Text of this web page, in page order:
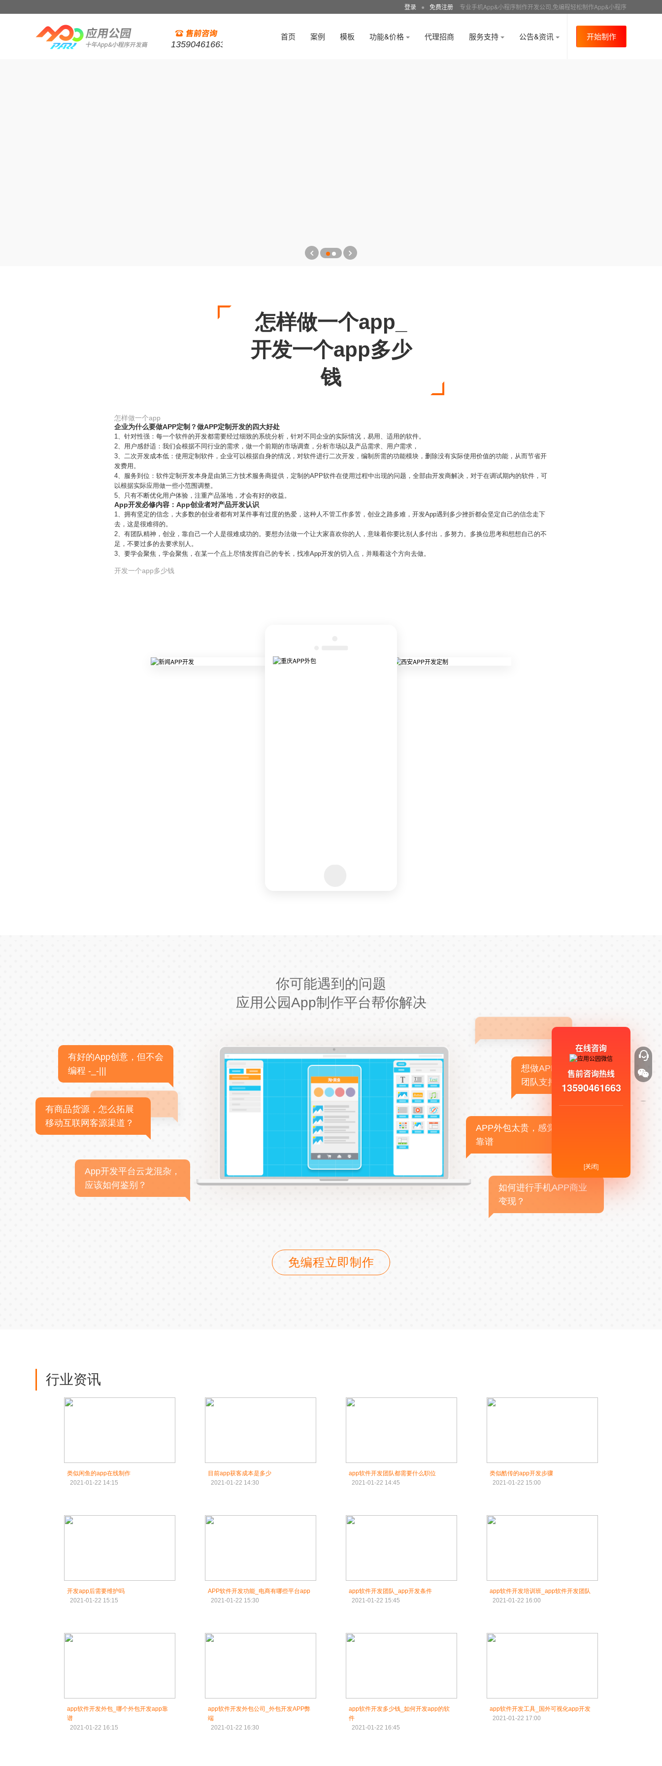
登录 ● 免费注册 专业手机App&小程序制作开发公司,免编程轻松制作App&小程序
13590461663
首页 案例 模板 功能&价格 代理招商 服务支持 公告&资讯 开始制作
怎样做一个app_
开发一个app多少
钱
怎样做一个app
企业为什么要做APP定制？做APP定制开发的四大好处
1、针对性强：每一个软件的开发都需要经过细致的系统分析，针对不同企业的实际情况，易用、适用的软件。
2、用户感舒适：我们会根据不同行业的需求，做一个前期的市场调查，分析市场以及产品需求、用户需求，
3、二次开发成本低：使用定制软件，企业可以根据自身的情况，对软件进行二次开发，编制所需的功能模块，删除没有实际使用价值的功能，从而节省开
发费用。
4、服务到位：软件定制开发本身是由第三方技术服务商提供，定制的APP软件在使用过程中出现的问题，全部由开发商解决，对于在调试期内的软件，可
以根据实际应用做一些小范围调整。
5、只有不断优化用户体验，注重产品落地，才会有好的收益。
App开发必修内容：App创业者对产品开发认识
1、拥有坚定的信念，大多数的创业者都有对某件事有过度的热爱，这种人不管工作多苦，创业之路多难，开发App遇到多少挫折都会坚定自己的信念走下
去，这是很难得的。
2、有团队精神，创业，靠自己一个人是很难成功的。要想办法做一个让大家喜欢你的人，意味着你要比别人多付出，多努力。多换位思考和想想自己的不
足，不要过多的去要求别人。
3、要学会聚焦，学会聚焦，在某一个点上尽情发挥自己的专长，找准App开发的切入点，并顺着这个方向去做。
开发一个app多少钱
你可能遇到的问题
应用公园App制作平台帮你解决
有好的App创意，但不会
编程 -_-|||
有商品货源，怎么拓展
移动互联网客源渠道？
App开发平台云龙混杂，
应该如何鉴别？
想做APP，但没有技术
团队支持
APP外包太贵，感觉不
靠谱
如何进行手机APP商业
变现？
免编程立即制作
行业资讯
类似闲鱼的app在线制作
2021-01-22 14:15
目前app获客成本是多少
2021-01-22 14:30
app软件开发团队都需要什么职位
2021-01-22 14:45
类似酷传的app开发步骤
2021-01-22 15:00
开发app后需要维护吗
2021-01-22 15:15
APP软件开发功能_电商有哪些平台app
2021-01-22 15:30
app软件开发团队_app开发条件
2021-01-22 15:45
app软件开发培训班_app软件开发团队
2021-01-22 16:00
app软件开发外包_哪个外包开发app靠
谱
2021-01-22 16:15
app软件开发外包公司_外包开发APP弊
端
2021-01-22 16:30
app软件开发多少钱_如何开发app的软
件
2021-01-22 16:45
app软件开发工具_国外可视化app开发
2021-01-22 17:00
在线咨询
售前咨询热线
13590461663
[关闭]